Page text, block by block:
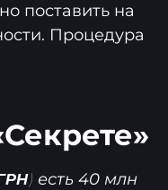
поставить на
Процедура
есть 40 млн